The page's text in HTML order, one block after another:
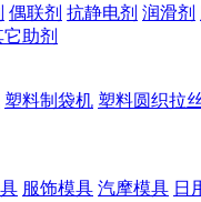
偶联剂 抗静电剂 润滑剂
它助剂
塑料制袋机 塑料圆织拉
服饰模具 汽摩模具 日